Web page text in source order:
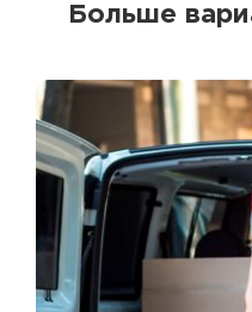
Больше